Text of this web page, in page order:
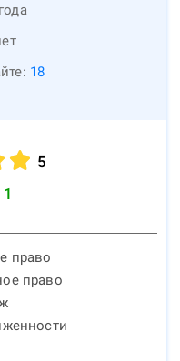
18
5
1
право
право